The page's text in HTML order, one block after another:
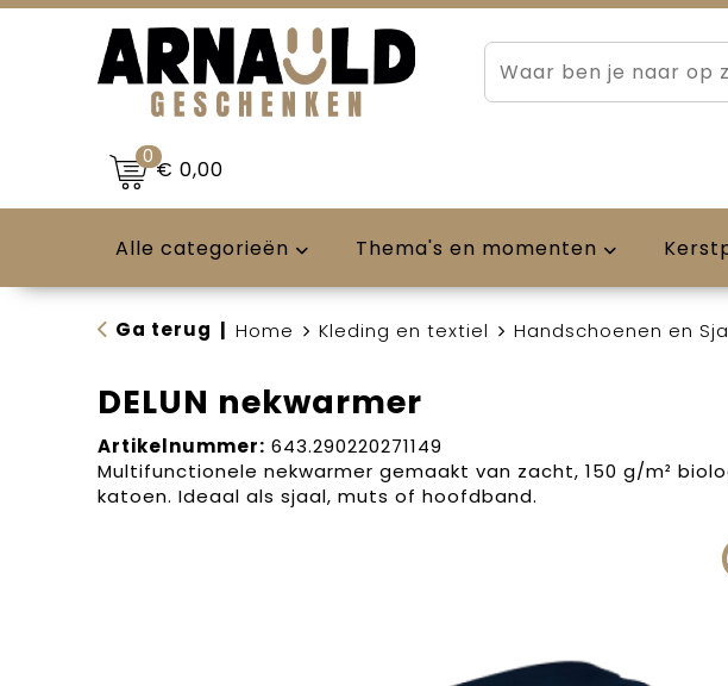
0€ 0,00
Alle categorieën Thema's en momenten
Ga terug Home Kleding en textiel Handschoenen en
DELUN nekwarmer
Artikelnummer: 643.290220271149
Multifunctionele nekwarmer gemaakt van zacht, 150 g/m²
katoen. Ideaal als sjaal, muts of hoofdband.